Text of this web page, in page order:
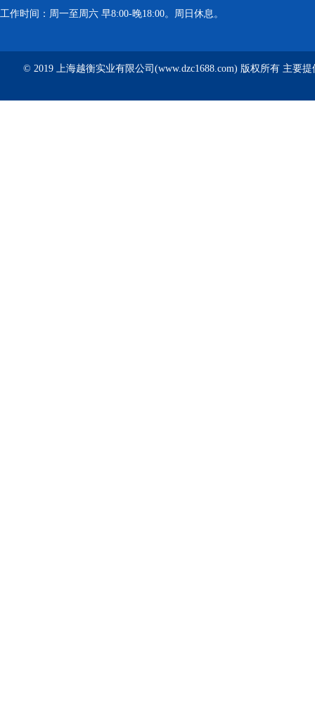
工作时间：周一至周六 早8:00-晚18:00。周日休息。
© 2019 上海越衡实业有限公司(www.dzc1688.com) 版权所有 主要提